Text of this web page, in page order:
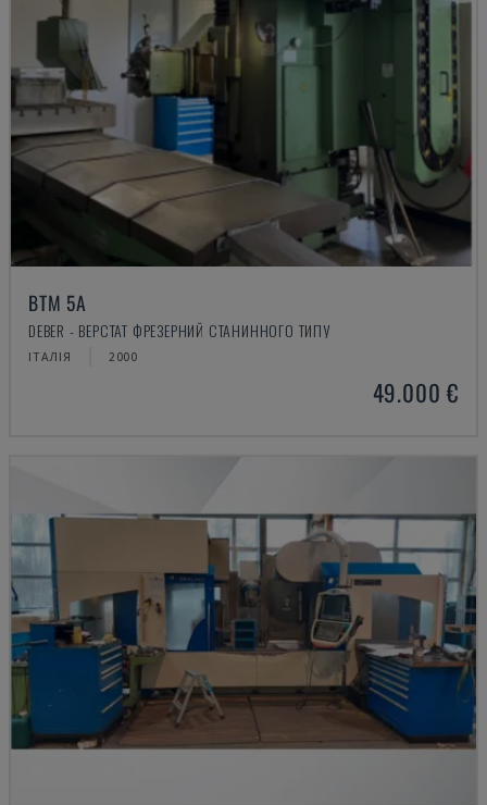
BTM 5A
DEBER - ВЕРСТАТ ФРЕЗЕРНИЙ СТАНИННОГО ТИПУ
ІТАЛІЯ 2000
49.000 €